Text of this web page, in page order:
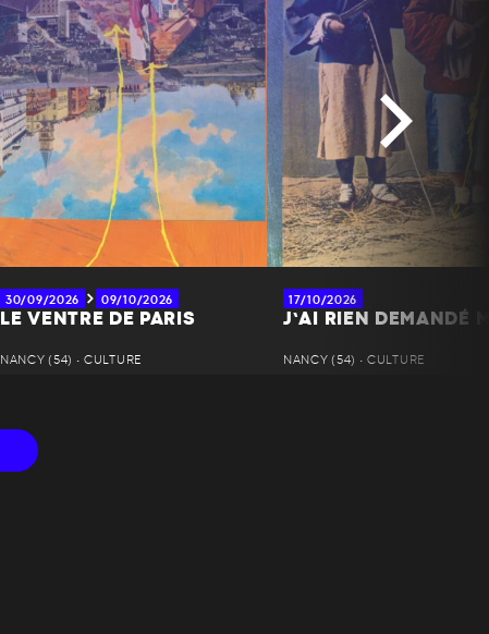
30/09/2026 09/10/2026
LE VENTRE DE PARIS
NANCY (54) • CULTURE
17/10/2026
J’AI RIEN DEMANDÉ
NANCY (54) • CULTURE